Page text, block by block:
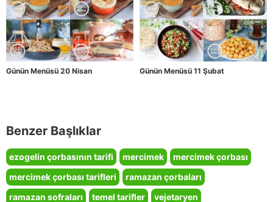
Günün Menüsü 20 Nisan Günün Menüsü 11 Şubat
Benzer Başlıklar
ezogelin çorbasının tarifi mercimek
mercimek çorbası
mercimek çorbası tarifleri
ramazan çorbaları
ramazan sofraları
temel tarifler
vejetaryen